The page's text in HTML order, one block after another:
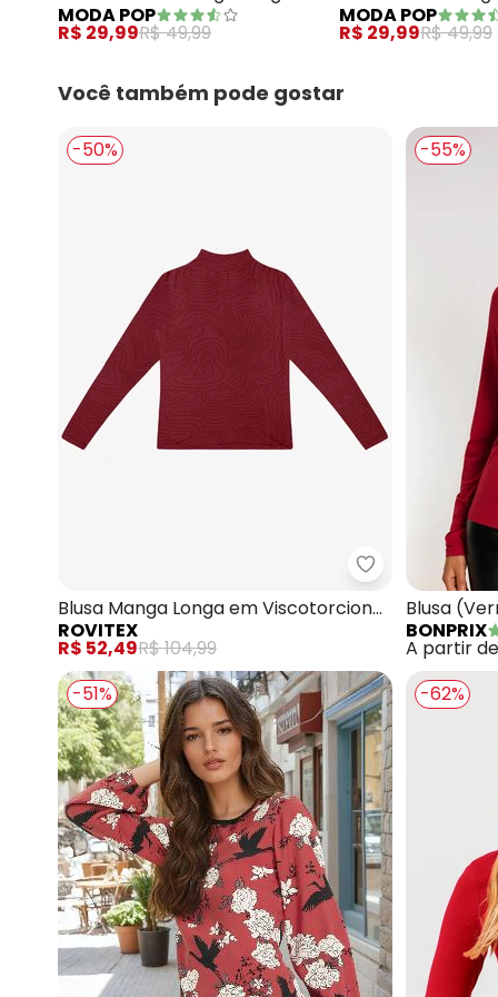
com Decote em V
MODA POP
R$ 29,99R$ 49,99
com Decote em V
MODA POP
R$ 29,99R$ 49,99
Você também pode gostar
-50%
Rovitex -
Blusa Manga Longa em Viscotorcion
(Vermelho)
ROVITEX
R$ 52,49R$ 104,99
-55%
Blusa
Viscose
BONPRIX
A partir de
-51%
-62%